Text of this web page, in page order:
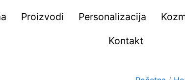
Proizvodi Personalizacija
Kontakt